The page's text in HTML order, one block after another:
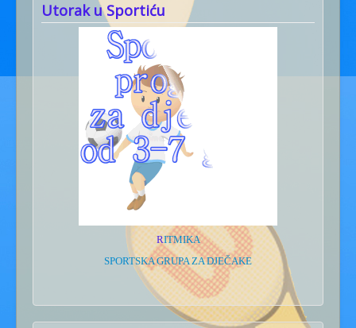
Utorak u Sportiću
RITMIKA
SPORTSKA GRUPA ZA DJEČAKE